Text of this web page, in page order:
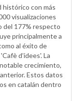
histórico con más
visualizaciones
del 177% respecto
principalmente a
al éxito de
d’idees'. La
crecimiento,
Estos datos
en catalán dentro